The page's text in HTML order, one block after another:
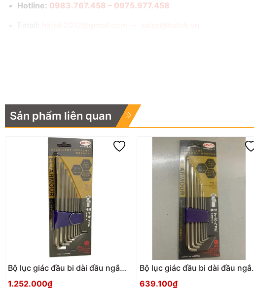
Hotline: 0983.767.458 – 0975.977.458
Sản phẩm liên quan
Bộ lục giác đầu bi dài đầu ngắn
EIGHT TTS-9
1.252.000₫
Bộ lục giác đầu bi dài đầu
EIGHT TTS-7
639.100₫